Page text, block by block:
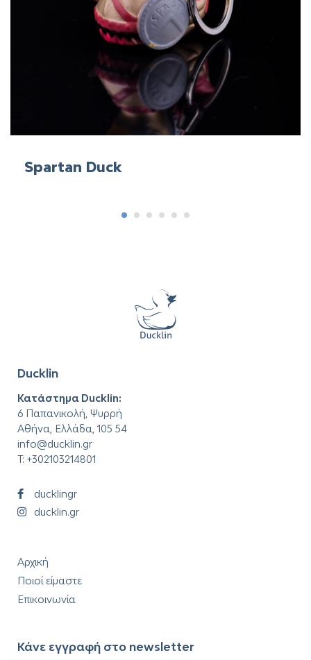
Spartan Duck
4 5 6
Ducklin
Κατάστημα Ducklin:
6 Παπανικολή, Ψυρρή
Αθήνα, Ελλάδα, 105 54
info@ducklin.gr
T: +302103214801
ducklingr
ducklin.gr
Αρχική
Ποιοί είμαστε
Επικοινωνία
Κάνε εγγραφή στο newsletter